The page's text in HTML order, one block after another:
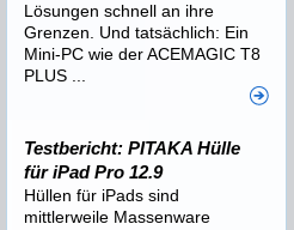
Lösungen schnell an ihre
Grenzen. Und tatsächlich: Ein
Mini-PC wie der ACEMAGIC T8
PLUS ...
Testbericht: PITAKA Hülle
für iPad Pro 12.9
Hüllen für iPads sind
mittlerweile Massenware